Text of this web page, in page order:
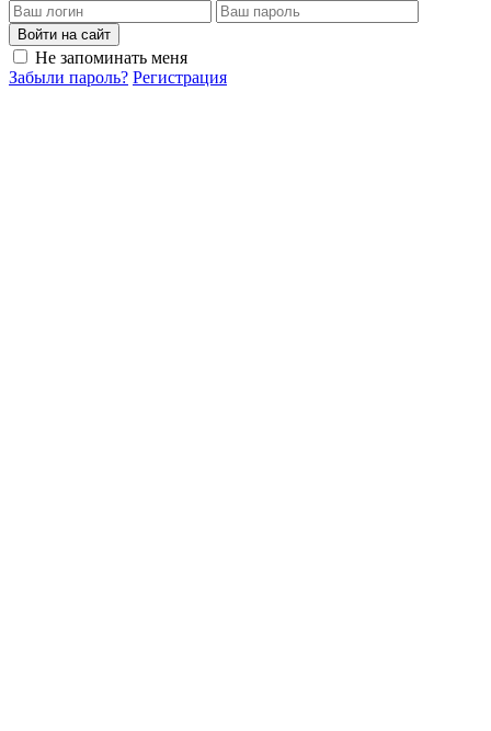
Войти на сайт
Не запоминать меня
Забыли пароль? Регистрация